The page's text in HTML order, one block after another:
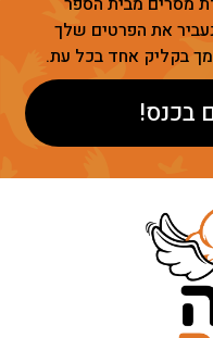
את הפרטים שלך
בקליק אחד בכל עת.
בכנס!